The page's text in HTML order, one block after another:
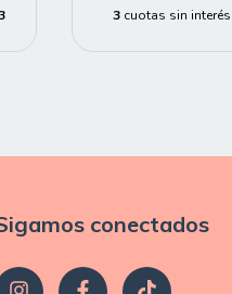
3 cuotas sin
conectados